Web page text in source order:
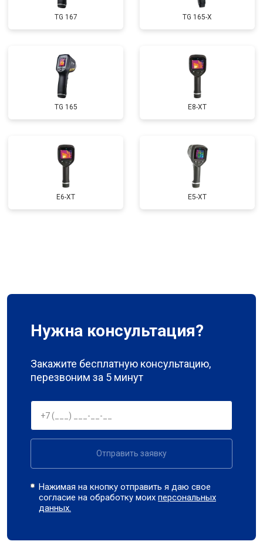
TG 167 TG 165-X
TG 165 E8-XT
E6-XT E5-XT
Нужна консультация?
Закажите бесплатную консультацию,
перезвоним за 5 минут
Отправить заявку
Нажимая на кнопку отправить я даю свое
согласие на обработку моихперсональных
данных.